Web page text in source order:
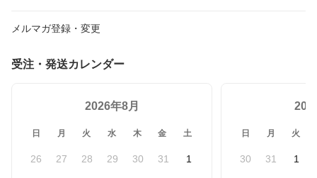
メルマガ登録・変更
受注・発送カレンダー
2026年8月
日 月 火 水 木 金 土
26 27 28 29 30 31 1
日 月 火
30 31 1